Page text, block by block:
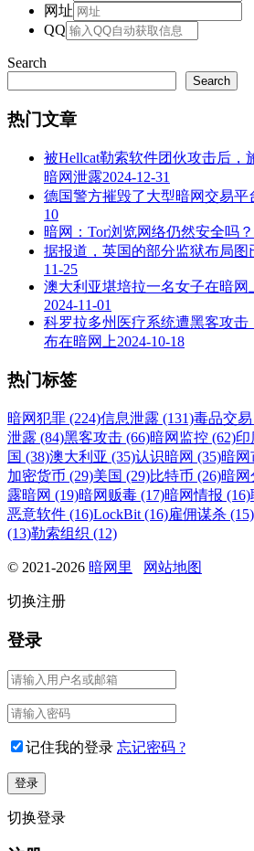
网址
QQ
Search
Search
热门文章
被Hellcat勒索软件团伙攻击后，
暗网泄露2024-12-31
德国警方摧毁了大型暗网交易平
10
暗网：Tor浏览网络仍然安全吗？
据报道，英国的部分监狱布局图
11-25
澳大利亚堪培拉一名女子在暗网
2024-11-01
科罗拉多州医疗系统遭黑客攻
布在暗网上2024-10-18
热门标签
暗网犯罪 (224)信息泄露 (131)毒品交易
泄露 (84)黑客攻击 (66)暗网监控 (62)印
国 (38)澳大利亚 (35)认识暗网 (35)暗网
加密货币 (29)美国 (29)比特币 (26)暗网
露暗网 (19)暗网贩毒 (17)暗网情报 (16)
恶意软件 (16)LockBit (16)雇佣谋杀 (15)
(13)勒索组织 (12)
© 2021-2026 暗网里 网站地图
切换注册
登录
记住我的登录 忘记密码 ?
切换登录